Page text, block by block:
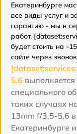
Екатеринбурге
все виды услуг и
гарантию - мы в
работ.
будет стоить на -
сайте через
5.6
специального
таких случаях
13mm f/3,5-5.6
Екатеринбурге